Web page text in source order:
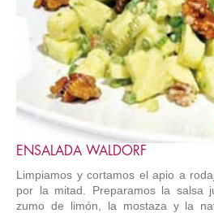
ENSALADA WALDORF
Limpiamos y cortamos el apio a
por la mitad. Preparamos la salsa
zumo de limón, la mostaza y la